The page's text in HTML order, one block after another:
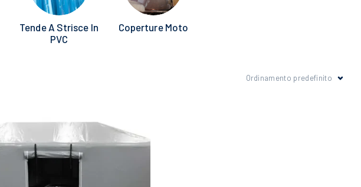
Tende A Strisce In
PVC
Coperture Moto
Ordinamento predefinito